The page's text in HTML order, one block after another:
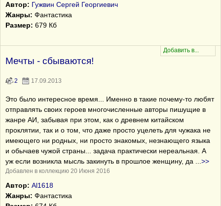
Автор: Гужвин Сергей Георгиевич
Жанры: Фантастика
Размер: 679 Кб
Мечты - сбываются!
2 17.09.2013
Это было интересное время... Именно в такие почему-то любят
отправлять своих героев многочисленные авторы пишущие в
жанре АИ, забывая при этом, как о древнем китайском
проклятии, так и о том, что даже просто уцелеть для чужака не
имеющего ни родных, ни просто знакомых, незнающего языка
и обычаев чужой страны... задача практически нереальная. А
уж если возникла мысль закинуть в прошлое женщину, да
>>
Добавлен в коллекцию 20 Июня 2016
Автор: Al1618
Жанры: Фантастика